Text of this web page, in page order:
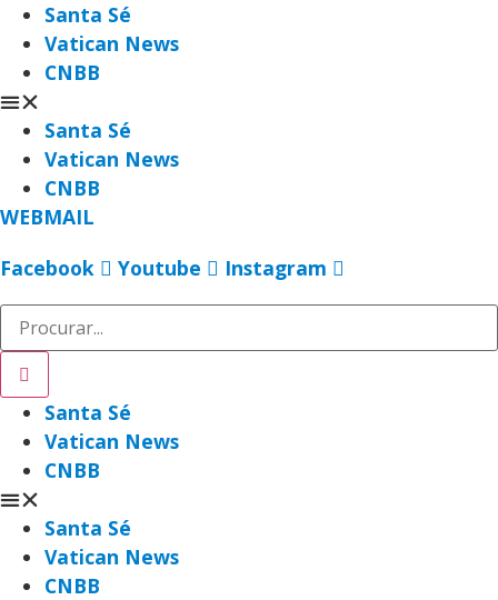
para
conteúdo
Santa Sé
Vatican News
CNBB
Santa Sé
Vatican News
CNBB
WEBMAIL
Facebook
Youtube Instagram
Santa Sé
Vatican News
CNBB
Santa Sé
Vatican News
CNBB